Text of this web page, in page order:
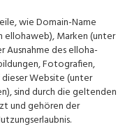
wie Domain-Name
ellohaweb), Marken (unter
Ausnahme des elloha-
Fotografien,
Website (unter
sind durch die geltenden
und gehören der